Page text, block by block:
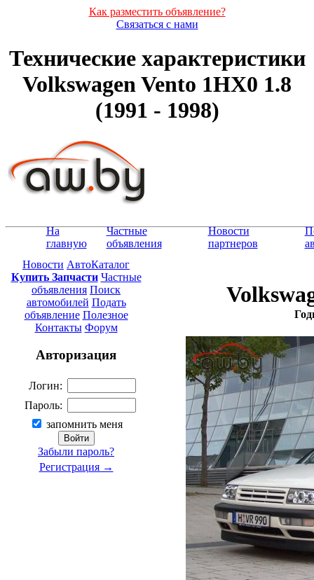
Как разместить объявление?
Связаться с нами
Технические характеристики
Volkswagen Vento 1HX0 1.8
(1991 - 1998)
На
главную
Частные
объявления
Новости
партнеров
Новости АвтоКаталог
Купить Запчасти Частные
объявления Поиск
автомобилей Подать
объявление Полезное
Контакты Форум
Авторизация
Логин:
Пароль:
запомнить меня
Забыли пароль?
Регистрация →